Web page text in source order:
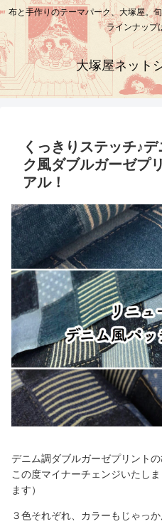
布と手作りのテーマパーク、大塚屋。
ラインナップ
大塚屋ネット
くっきりステッチ♪
ク風ダブルガーゼプ
アル！
デニム調ダブルガーゼプリント
この度マイナーチェンジいたし
ます）
３色それぞれ、カラーもじゃっ